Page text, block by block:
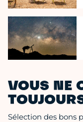
VOUS NE
Sélection des bons